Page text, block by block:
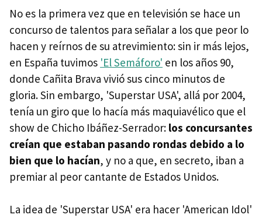
No es la primera vez que en televisión se hace un
concurso de talentos para señalar a los que peor lo
hacen y reírnos de su atrevimiento: sin ir más lejos,
en España tuvimos 'El Semáforo' en los años 90,
donde Cañita Brava vivió sus cinco minutos de
gloria. Sin embargo, 'Superstar USA', allá por 2004,
tenía un giro que lo hacía más maquiavélico que el
show de Chicho Ibáñez-Serrador: los concursantes
creían que estaban pasando rondas debido a lo
bien que lo hacían, y no a que, en secreto, iban a
premiar al peor cantante de Estados Unidos.
La idea de 'Superstar USA' era hacer 'American Idol'